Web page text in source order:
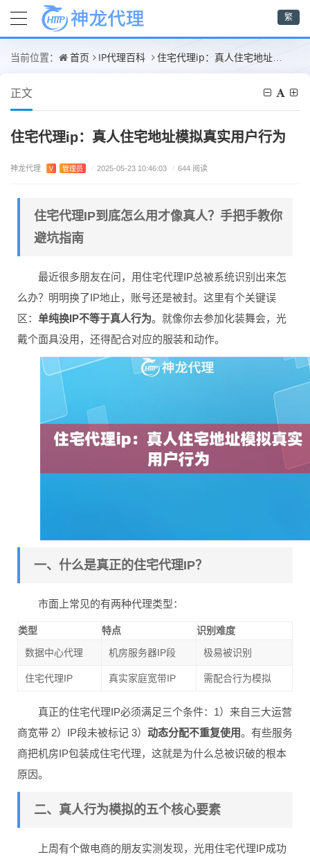
繁
当前位置： 首页 IP代理百科 住宅代理ip：真人住宅地址模拟真实用户行为
正文
住宅代理ip：真人住宅地址模拟真实用户行为
神龙代理 V 管理员 / 2025-05-23 10:46:03 / 644 阅读
住宅代理IP到底怎么用才像真人？手把手教你
避坑指南
最近很多朋友在问，用住宅代理IP总被系统识别出来怎
么办？明明换了IP地止，账号还是被封。这里有个关键误
区： 单纯换IP不等于真人行为。就像你去参加化装舞会，光
戴个面具没用，还得配合对应的服装和动作。
一、什么是真正的住宅代理IP？
市面上常见的有两种代理类型：
类型 特点
识别难度
数据中心代理
机房服务器IP段 极易被识别
住宅代理IP 真实家庭宽带IP 需配合行为模拟
真正的住宅代理IP必须满足三个条件：1）来自三大运营
商宽带 2）IP段未被标记 3） 动态分配不重复使用。有些服务
商把机房IP包装成住宅代理，这就是为什么总被识破的根本
原因。
二、真人行为模拟的五个核心要素
上周有个做电商的朋友实测发现，光用住宅代理IP成功